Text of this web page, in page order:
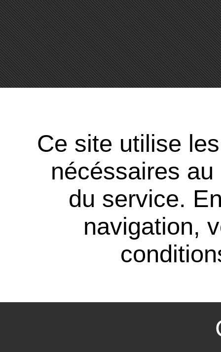
Ce site utilise
nécéssaires
du service.
navigation,